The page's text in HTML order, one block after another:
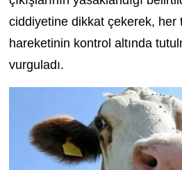
ciddiyetine dikkat çekerek, her
hareketinin kontrol altında
vurguladı.